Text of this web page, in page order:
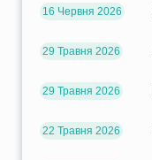
16 Червня 2026
29 Травня 2026
29 Травня 2026
22 Травня 2026